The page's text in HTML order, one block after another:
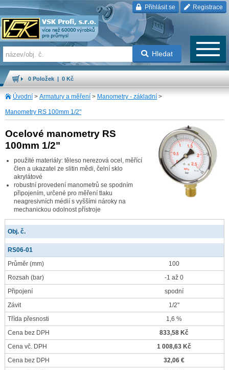
Přihlásit se Registrace
Hledat
0 Položek | 0 Kč
Úvodní > Armatury a měření > Manometry - základní >
Manometry RS 100mm 1/2"
Ocelové manometry RS
100mm 1/2"
použité materiály: těleso nerezová ocel, měřící
člen a ukazatel ze slitin mědi, čelní sklo
akrylátové
robustní provedení manometrů se spodním
připojením, určené pro měření tlaku
neagresivních médií s vyššími nároky na
mechanickou odolnost přístroje
Obj. č.
RS06-01
Průměr (mm)
100
Rozsah (bar)
-1 až 0
Připojení
spodní
Závit
1/2"
Třída přesnosti
1,6 %
Cena bez DPH
833,58 Kč
Cena vč. DPH
1 008,63 Kč
Cena bez DPH
32,06 €